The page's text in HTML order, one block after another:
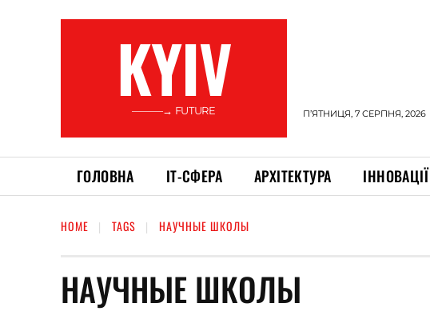
KYIV
———→ FUTURE П’ЯТНИЦЯ, 7 СЕРПНЯ, 2026
ГОЛОВНА ІТ-СФЕРА АРХІТЕКТУРА ІННОВАЦІЇ
HOME TAGS НАУЧНЫЕ ШКОЛЫ
НАУЧНЫЕ ШКОЛЫ